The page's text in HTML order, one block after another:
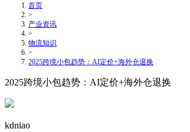
首页
>
产业资讯
>
物流知识
>
2025跨境小包趋势：AI定价+海外仓退换
2025跨境小包趋势：AI定价+海外仓退换
kdniao